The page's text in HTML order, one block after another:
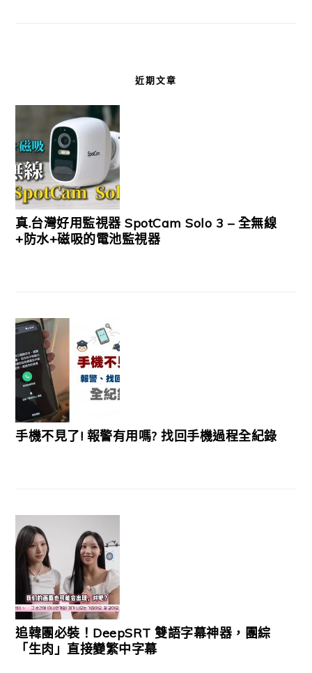
近期文章
真.台灣好用監視器 SpotCam Solo 3 – 全無線
+防水+磁吸的電池監視器
手機不見了! 報警有用嗎? 找回手機過程全紀錄
追韓團必裝！DeepSRT 雙語字幕神器，團綜
「生肉」直接變繁中字幕